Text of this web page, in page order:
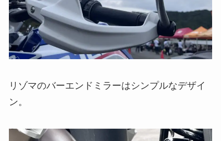
リゾマのバーエンドミラーはシンプルなデザイ
ン。